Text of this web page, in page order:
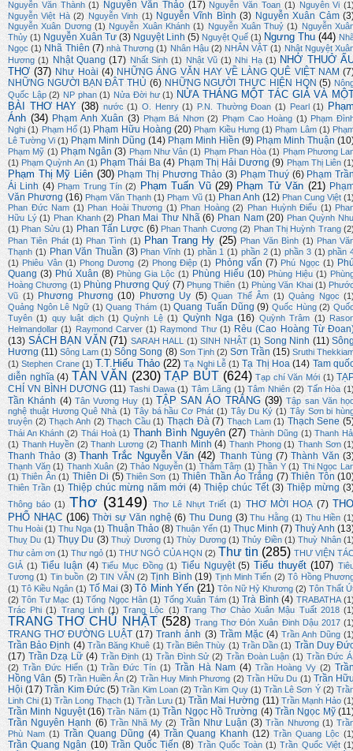
Nguyễn Văn Thành (1) Nguyễn Văn Thảo (17) Nguyễn Văn Toan (1) Nguyên Vi
Nguyễn Việt Hà (2) Nguyễn Vinh (1) Nguyễn Vĩnh Bình (3) Nguyễn Xuân Cảm
Nguyễn Xuân Dương (1) Nguyễn Xuân Khánh (1) Nguyễn Xuân Thuỷ (1) Nguyễn
Thủy (1) Nguyễn Xuân Tư (3) Nguyệt Linh (5) Nguyệt Quế (1) Ngưng Thu (44)
Ngọc (1) Nhã Thiên (7) nhà Thương (1) Nhân Hậu (2) NHÂN VẬT (1) Nhật Nguyệt
Hương (1) Nhật Quang (17) Nhất Sinh (1) Nhật Vũ (1) Nhi Hạ (1) NHỚ THUỞ
THƠ (37) Như Hoài (4) NHỮNG ÁNG VĂN HAY VỀ LÀNG QUÊ VIỆT NAM
NHỮNG NGƯỜI BẠN ĐÂT THỦ (6) NHỮNG NGƯỜI THỰC HIỆN HQN (5)
Quốc Lập (2) NP phan (1) Nửa Đời hư (1) NỬA THÁNG MỘT TÁC GIẢ VÀ
BÀI THƠ HAY (38) nước (1) O. Henry (1) P.N. Thường Đoan (1) Pearl (1)
Ánh (34) Phạm Anh Xuân (3) Phạm Bá Nhơn (2) Phạm Cao Hoàng (1) Phạm
Nghi (1) Phạm Hổ (1) Phạm Hữu Hoàng (20) Phạm Kiều Hưng (1) Phạm Lâm (1)
Lê Tường Vi (1) Phạm Minh Dũng (14) Phạm Minh Hiền (9) Phạm Minh Thuận
Phạm Mỹ (1) Phạm Ngân (3) Phạm Như Vân (1) Phạm Phan Hòa (1) Phạm Phương
(1) Phạm Quỳnh An (1) Phạm Thái Ba (4) Phạm Thị Hải Dương (9) Phạm Thị Liên
Phạm Thị Mỹ Liên (30) Phạm Thị Phương Thảo (3) Phạm Thuý (6) Phạm
Ái Linh (4) Phạm Trung Tín (2) Phạm Tuấn Vũ (29) Phạm Tử Văn (21)
Văn Phương (16) Phạm Văn Thạnh (1) Phạm Vũ (1) Phan Anh (12) Phan Cung Việt
Phan Đức Nam (1) Phan Hoài Thương (1) Phan Hoàng (2) Phan Huỳnh Điểu (1)
Hữu Lý (1) Phan Khanh (2) Phan Mai Thư Nhã (6) Phan Nam (20) Phan Quỳnh
(1) Phan Sửu (1) Phan Tấn Lược (6) Phan Thanh Cương (2) Phan Thị Huỳnh Trang
Phan Tiên Phát (1) Phan Tình (1) Phan Trang Hy (25) Phan Văn Bình (1) Phan
Thạnh (1) Phan Văn Thuần (3) Phan Vĩnh (1) phần 1 (1) phần 2 (1) phần 3 (1) phần
(1) Phiêu Vân (1) Phong Dương (2) Phong Điệp (1) Phỏng vấn (7) Phú Ngọc (1)
Quang (3) Phú Xuân (8) Phùng Gia Lộc (1) Phùng Hiếu (10) Phùng Hiệu (1)
Hoàng Chương (1) Phùng Phương Quý (7) Phụng Thiên (1) Phùng Văn Khai (1)
Vũ (1) Phương Phương (10) Phương Uy (5) Quan Thế Âm (1) Quảng Ngọc
Quảng Ngôn Lê Ngữ (1) Quang Thám (1) Quang Tuấn Dũng (9) Quốc Hùng (2)
Tuyên (1) quy luật dịch (1) Quỳnh Lệ (1) Quỳnh Nga (16) Quỳnh Trâm (1)
Helmandollar (1) Raymond Carver (1) Raymond Thư (1) Rêu (Cao Hoàng Từ
(13) SÁCH BẠN VĂN (71) SARAH HALL (1) SINH NHẬT (1) Song Ninh (11)
Hương (11) Sông Lam (1) Sông Song (8) Sơn Tịnh (2) Sơn Trần (15) Sruthi
(1) Stephen Crane (1) T.T.Hiếu Thảo (22) Tạ Nghi Lễ (1) Tạ Thị Hoa (14) Tam
diễn nghĩa (4) TẢN VĂN (230) TẠP BÚT (624) Tạp chí Văn Mới (1)
CHÍ VN BÌNH DƯƠNG (11) Tashi Dawa (1) Tâm Lãng (1) Tâm Nhiên (2) Tấn Hòa
Tần Khánh (4) Tân Vương Huy (1) TẬP SAN ÁO TRẮNG (39) Tập san Văn
nghệ thuật Hương Quê Nhà (1) Tây bá hầu Cơ Phát (1) Tây Du Ký (1) Tây Sơn bi
truyện (2) Thạch Anh (2) Thạch Cầu (1) Thạch Đà (7) Thạch Lam (1) Thạch Sene
Thái An Khánh (2) Thái Hoà (1) Thanh Bình Nguyên (27) Thành Dũng (1) Thanh
(1) Thanh Huyền (2) Thanh Lương (2) Thanh Minh (4) Thanh Phong (1) Thanh Sơn
Thanh Thảo (3) Thanh Trắc Nguyễn Văn (42) Thanh Tùng (7) Thành Văn
Thạnh Văn (1) Thanh Xuân (2) Thảo Nguyễn (1) Thâm Tâm (1) Thần Y (1) Thi Ngọc
(1) Thiên Ân (1) Thiên Di (5) Thiên Sơn (1) Thiên Thần Áo Trắng (7) Thiên Tôn
Thiên Trần (1) Thiệp chúc mừng năm mới (4) Thiệp chúc Tết (3) Thiệp mừng
Thông báo (1) Thơ (3149) Thơ Lê Nhựt Triết (1) THƠ MỜI HOẠ (7)
PHỔ NHẠC (106) Thời sự Văn nghệ (6) Thu Dung (3) Thu Hằng (1) Thu Hiền
Thu Hoài (1) Thu Nga (1) Thuận Thảo (8) Thuận Yến (1) Thục Minh (7) Thuỳ Anh
Thuỵ Du (1) Thụy Du (3) Thuỳ Dương (1) Thùy Dương (1) Thủy Điền (1) Thuỳ Nhân
Thư cảm ơn (1) Thư ngỏ (1) THƯ NGỎ CỦA HQN (2) Thư tin (285) THƯ VIỆN
GIẢ (1) Tiểu luận (4) Tiểu Mục Đồng (1) Tiểu Nguyệt (5) Tiểu thuyết (107)
Tương (1) Tin buồn (2) TIN VĂN (2) Tịnh Bình (19) Tịnh Minh Tiến (2) Tô Hồng
(1) Tô Kiều Ngân (1) Tố Mai (3) Tô Minh Yến (21) Tôn Nữ Hỷ Khương (2) Tôn Thất
(2) Tôn Tư Mạc (1) Tống Ngọc Hân (1) Tống Xuân Tám (1) Trà Bình (4) TRABATHA
Trác Phi (1) Trang Linh (1) Trang Lộc (1) Trang Thơ Chào Xuân Mậu Tuất 2018
TRANG THƠ CHỦ NHẬT (528) Trang Thơ Đón Xuân Đinh Dậu 2017
TRANG THƠ ĐƯỜNG LUẬT (17) Tranh ảnh (3) Trầm Mặc (4) Trần Anh Dũng
Trần Bảo Định (4) Trần Băng Khuê (1) Trần Biên Thùy (1) Trần Dần (1) Trần Duy
(17) Trần Dzạ Lữ (4) Trần Định (1) Trần Đình Sử (2) Trần Đoàn Luận (1) Trần Đức
(2) Trần Đức Hiển (1) Trần Đức Tín (1) Trần Hà Nam (4) Trần Hoàng Vy (2)
Hồng Vân (5) Trần Huiền Ân (2) Trần Huy Minh Phương (2) Trần Hữu Du (1) Trần
Hội (17) Trần Kim Đức (5) Trần Kim Loan (2) Trần Kim Quy (1) Trần Lê Sơn Ý (2)
Linh Chi (1) Trần Long Thạch (1) Trần Lưu (1) Trần Mai Hường (11) Trần Mạnh Hảo
Trần Minh Nguyệt (16) Trần Năm (1) Trần Ngọc Hồ Trường (4) Trần Ngọc Mỹ
Trần Nguyên Hạnh (6) Trần Nhã My (2) Trần Như Luận (3) Trần Nhương (1)
Phù Nam (1) Trần Quang Dũng (4) Trần Quang Khanh (12) Trần Quang Lộc
Trần Quang Ngân (10) Trần Quốc Tiến (8) Trần Quốc Toàn (1) Trần Quốc Việt